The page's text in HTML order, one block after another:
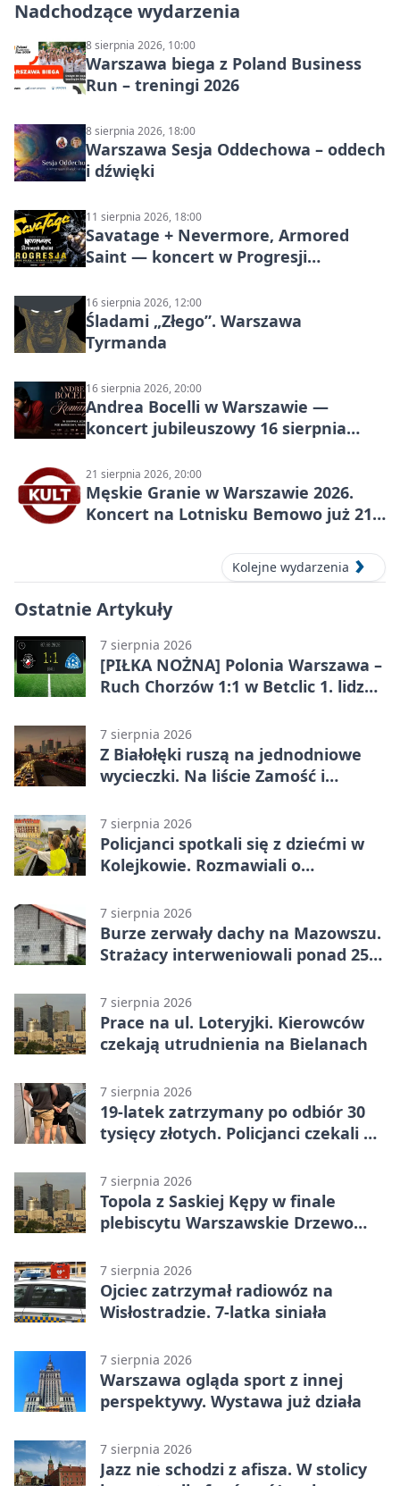
Nadchodzące wydarzenia
8 sierpnia 2026, 10:00
Warszawa biega z Poland Business
Run – treningi 2026
8 sierpnia 2026, 18:00
Warszawa Sesja Oddechowa – oddech
i dźwięki
11 sierpnia 2026, 18:00
Savatage + Nevermore, Armored
Saint — koncert w Progresji
16 sierpnia 2026, 12:00
Śladami „Złego”. Warszawa
Tyrmanda
16 sierpnia 2026, 20:00
Andrea Bocelli w Warszawie —
koncert jubileuszowy 16 sierpnia
21 sierpnia 2026, 20:00
Męskie Granie w Warszawie 2026.
Koncert na Lotnisku Bemowo już 21
Kolejne wydarzenia
Ostatnie Artykuły
7 sierpnia 2026
[PIŁKA NOŻNA] Polonia Warszawa –
Ruch Chorzów 1:1 w Betclic 1. lidze.
7 sierpnia 2026
Z Białołęki ruszą na jednodniowe
wycieczki. Na liście Zamość i
7 sierpnia 2026
Policjanci spotkali się z dziećmi w
Kolejkowie. Rozmawiali o
7 sierpnia 2026
Burze zerwały dachy na Mazowszu.
Strażacy interweniowali ponad 250
7 sierpnia 2026
Prace na ul. Loteryjki. Kierowców
czekają utrudnienia na Bielanach
7 sierpnia 2026
19-latek zatrzymany po odbiór 30
tysięcy złotych. Policjanci czekali w
7 sierpnia 2026
Topola z Saskiej Kępy w finale
plebiscytu Warszawskie Drzewo
7 sierpnia 2026
Ojciec zatrzymał radiowóz na
Wisłostradzie. 7-latka siniała
7 sierpnia 2026
Warszawa ogląda sport z innej
perspektywy. Wystawa już działa
7 sierpnia 2026
Jazz nie schodzi z afisza. W stolicy